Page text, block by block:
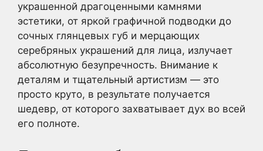
украшенной драгоценными камнями
эстетики, от яркой графичной подводки до
сочных глянцевых губ и мерцающих
серебряных украшений для лица, излучает
абсолютную безупречность. Внимание к
деталям и тщательный артистизм — это
просто круто, в результате получается
шедевр, от которого захватывает дух во всей
его полноте.